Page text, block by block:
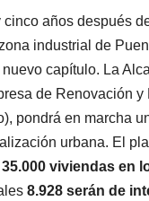
cinco años después
industrial de
capítulo. La
de Renovación y
pondrá en marcha
urbana. El
35.000 viviendas en
8.928 serán de